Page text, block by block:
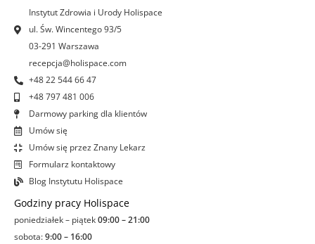
k
-
f
a
Instytut Zdrowia i Urody Holispace
ul. Św. Wincentego 93/5
03-291 Warszawa
recepcja@holispace.com
+48 22 544 66 47
+48 797 481 006
Darmowy parking dla klientów
Umów się
Umów się przez Znany Lekarz
Formularz kontaktowy
Blog Instytutu Holispace
Godziny pracy Holispace
poniedziałek – piątek09:00 – 21:00
sobota:9:00 – 16:00